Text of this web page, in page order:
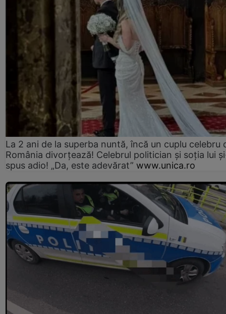
La 2 ani de la superba nuntă, încă un cuplu celebru
România divorțează! Celebrul politician și soția lui
spus adio! „Da, este adevărat” www.unica.ro